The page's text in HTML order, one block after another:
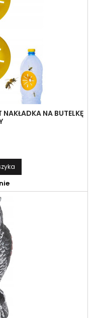
NA BUTELKĘ